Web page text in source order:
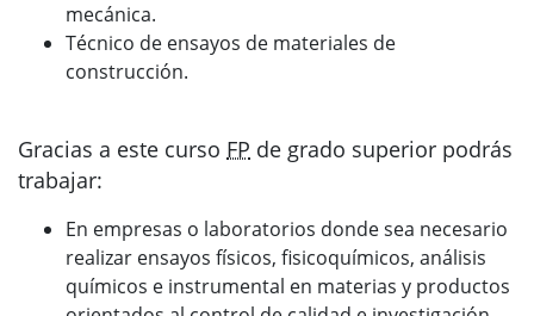
mecánica.
Técnico de ensayos de materiales de
construcción.
Gracias a este curso FP de grado superior podrás
trabajar:
En empresas o laboratorios donde sea necesario
realizar ensayos físicos, fisicoquímicos, análisis
químicos e instrumental en materias y productos